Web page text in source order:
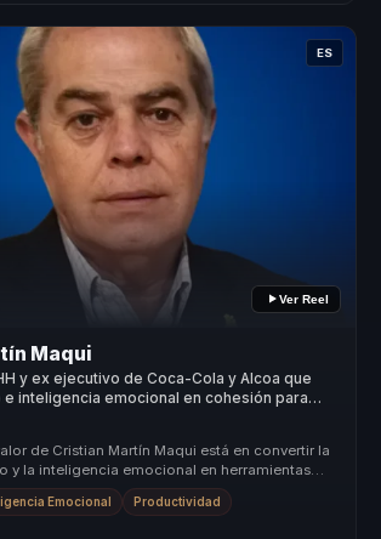
ES
Ver Reel
Maqui
y ex ejecutivo de Coca-Cola y Alcoa que
inteligencia emocional en cohesión para
de Cristian Martín Maqui está en convertir la
y la inteligencia emocional en herramientas
Emocional Productividad